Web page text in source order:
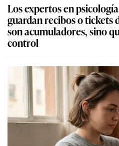
Los expertos en
guardan recibos o tickets
son acumuladores, sino
control